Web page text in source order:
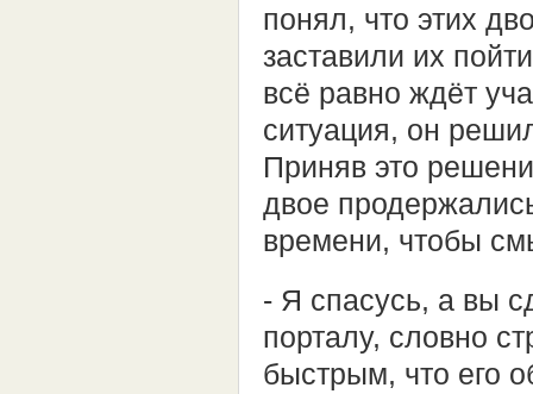
понял, что этих
заставили их
всё равно ждёт
ситуация, он
Приняв это
двое
времени, чтобы
- Я спасусь, а вы
порталу, словно
быстрым, что его